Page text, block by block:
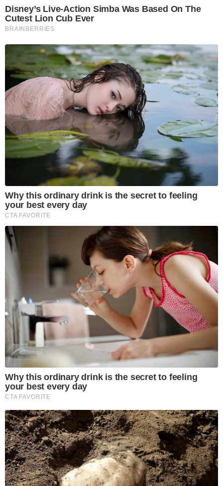
Disney’s Live-Action Simba Was Based On The
Cutest Lion Cub Ever
BRAINBERRIES
Why this ordinary drink is the secret to feeling
your best every day
CTA FAVORITE
Why this ordinary drink is the secret to feeling
your best every day
CTA FAVORITE